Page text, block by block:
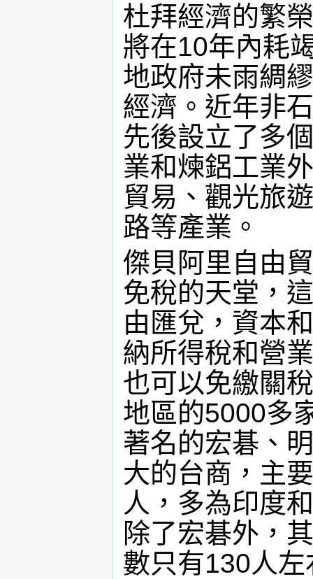
杜拜經濟的繁
將在10年內耗
地政府未雨綢
經濟。近年非
先後設立了多
業和煉鋁工業
貿易、觀光旅
路等產業。
傑貝阿里自由
免稅的天堂，
由匯兌，資本
納所得稅和營
也可以免繳關
地區的5000多
著名的宏碁、
大的台商，主
人，多為印度
除了宏碁外，
數只有130人左